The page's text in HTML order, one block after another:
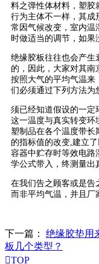
料之弹性体材料，塑胶
行为主体不一样，其成
常因气候改变，室内温
时做适当的调节，如果
绝缘胶板往往也会产生
的，因此，大家对其南
按照大气的平均气温来
们必须通过下列方法为
须已经知道假设的一定
这一温度与真实转变环
塑制品在各个温度带长
的指标值的改变,建立
容器中贮存时等效电路
学公式带入，终测量出
在我们告之顾客或是告
而非平均气温，并且厂
下一篇： 绝缘胶垫用
板几个类型？
TOP